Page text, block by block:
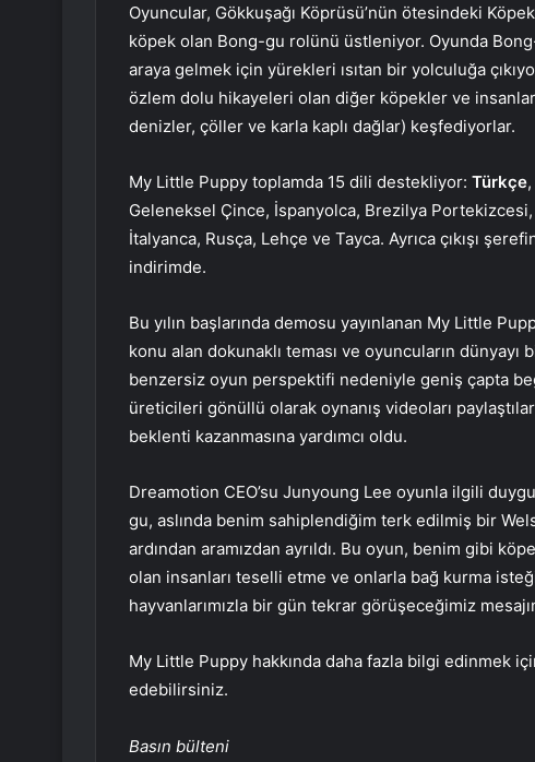
Oyuncular, Gökkuşağı Köprüsü’nün ötesindeki
köpek olan Bong-gu rolünü üstleniyor. Oyunda
araya gelmek için yürekleri ısıtan bir yolculuğa
özlem dolu hikayeleri olan diğer köpekler ve
denizler, çöller ve karla kaplı dağlar) keşfediyorlar.
My Little Puppy toplamda 15 dili destekliyor: Türkçe
Geleneksel Çince, İspanyolca, Brezilya
İtalyanca, Rusça, Lehçe ve Tayca. Ayrıca çıkışı
indirimde.
Bu yılın başlarında demosu yayınlanan My Little
konu alan dokunaklı teması ve oyuncuların
benzersiz oyun perspektifi nedeniyle geniş çapta
üreticileri gönüllü olarak oynanış videoları
beklenti kazanmasına yardımcı oldu.
Dreamotion CEO’su Junyoung Lee oyunla ilgili
gu, aslında benim sahiplendiğim terk edilmiş bir
ardından aramızdan ayrıldı. Bu oyun, benim gibi
olan insanları teselli etme ve onlarla bağ kurma
hayvanlarımızla bir gün tekrar görüşeceğimiz
My Little Puppy hakkında daha fazla bilgi edinmek
edebilirsiniz.
Basın bülteni